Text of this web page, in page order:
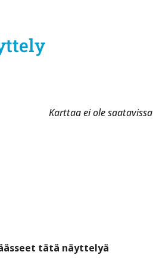
Karttaa ei ole saatavissa
tätä näyttelyä